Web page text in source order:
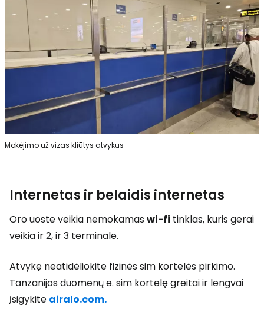
Mokėjimo už vizas kliūtys atvykus
Internetas ir belaidis internetas
Oro uoste veikia nemokamaswi-fi tinklas, kuris gerai
veikia ir 2, ir 3 terminale.
Atvykę neatidėliokite fizinės sim kortelės pirkimo.
Tanzanijos duomenų e. sim kortelę greitai ir lengvai
įsigykite airalo.com.